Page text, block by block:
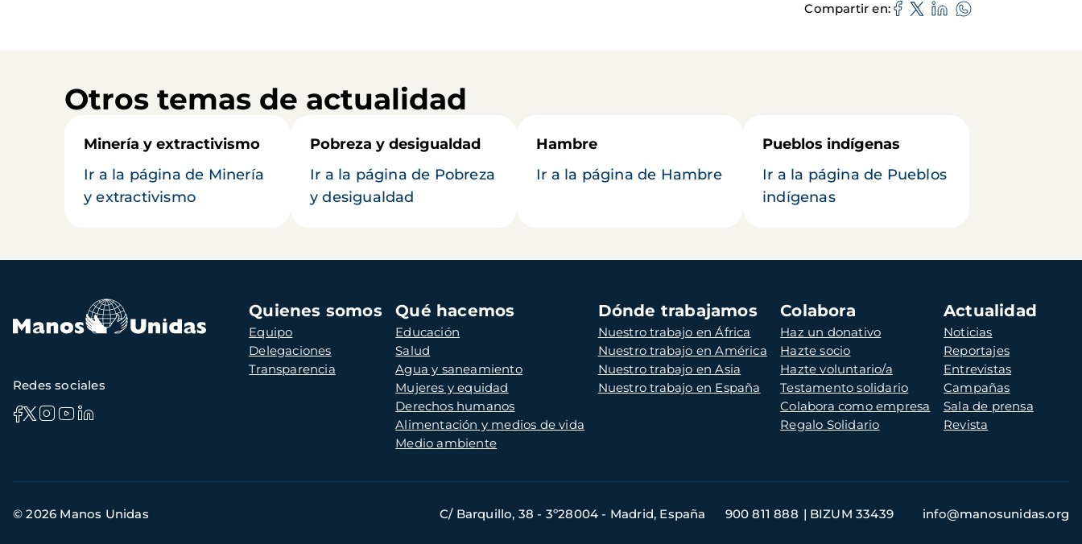
Compartir en
Otros temas de actualidad
Minería y extractivismo
Ir a la página de Minería
y extractivismo
Pobreza y desigualdad
Ir a la página de Pobreza
y desigualdad
Hambre
Ir a la página de Hambre
Pueblos indígenas
Ir a la página de Pueblos
indígenas
Navegación
principal
Quienes somos
Equipo
Delegaciones
Transparencia
Qué hacemos
Educación
Salud
Agua y saneamiento
Mujeres y equidad
Derechos humanos
Alimentación y medios de vida
Medio ambiente
Dónde trabajamos
Nuestro trabajo en África
Nuestro trabajo en América
Nuestro trabajo en Asia
Nuestro trabajo en España
Colabora
Haz un donativo
Hazte socio
Hazte voluntario/a
Testamento solidario
Colabora como empresa
Regalo Solidario
Actualidad
Noticias
Reportajes
Entrevistas
Campañas
Sala de prensa
Revista
Redes sociales
de
© 2026 Manos Unidas C/ Barquillo, 38 - 3º28004 - Madrid, España 900 811 888 BIZUM 33439 info@manosunidas.org